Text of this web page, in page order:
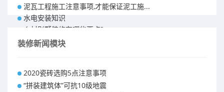
泥瓦工程施工注意事项,才能保证泥工施...
水电安装知识
乡村别墅装修有哪些要点?
别墅怎样装修之装修技巧
昆明110平米装修预算 装修报价清单
昆明100平米装修多少钱
装修新闻模块
2020瓷砖选购5点注意事项
“拼装建筑体”可抗10级地震